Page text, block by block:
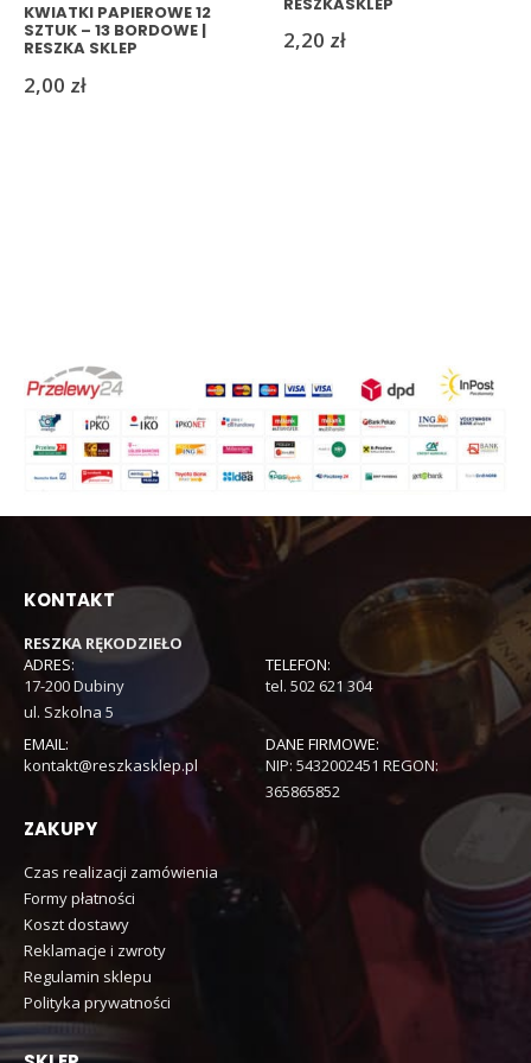
KWIATKI PAPIEROWE 12
SZTUK – 13 BORDOWE |
RESZKA SKLEP
2,00 zł
2,20 zł
KONTAKT
RESZKA RĘKODZIEŁO
ADRES:
17-200 Dubiny
ul. Szkolna 5
TELEFON:
tel. 502 621 304
EMAIL:
kontakt@reszkasklep.pl
DANE FIRMOWE:
NIP: 5432002451 REGON:
365865852
ZAKUPY
Czas realizacji zamówienia
Formy płatności
Koszt dostawy
Reklamacje i zwroty
Regulamin sklepu
Polityka prywatności